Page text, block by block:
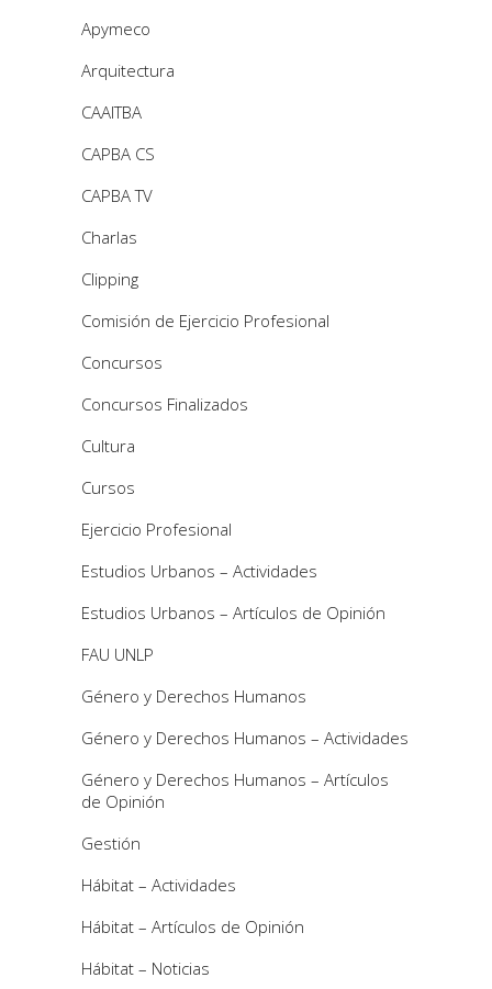
Apymeco
Arquitectura
CAAITBA
CAPBA CS
CAPBA TV
Charlas
Clipping
Comisión de Ejercicio Profesional
Concursos
Concursos Finalizados
Cultura
Cursos
Ejercicio Profesional
Estudios Urbanos – Actividades
Estudios Urbanos – Artículos de Opinión
FAU UNLP
Género y Derechos Humanos
Género y Derechos Humanos – Actividades
Género y Derechos Humanos – Artículos
de Opinión
Gestión
Hábitat – Actividades
Hábitat – Artículos de Opinión
Hábitat – Noticias